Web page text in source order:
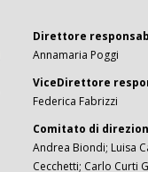
Direttore
Annamaria Poggi
ViceDirettore
Federica Fabrizzi
Comitato di
Andrea Biondi; Luisa
Cecchetti; Carlo Curti